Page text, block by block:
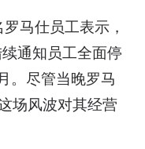
马仕员工表示，
通知员工全面停
。尽管当晚罗马
场风波对其经营